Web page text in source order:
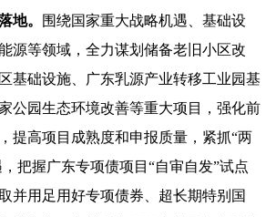
。
围绕国家重大战略机遇、基础设
源等领域，全力谋划储备老旧小区改
基础设施、广东乳源产业转移工业园基
公园生态环境改善等重大项目，强化前
提高项目成熟度和申报质量，紧抓“两
把握广东专项债项目“自审自发”试点
并用足用好专项债券、超长期特别国